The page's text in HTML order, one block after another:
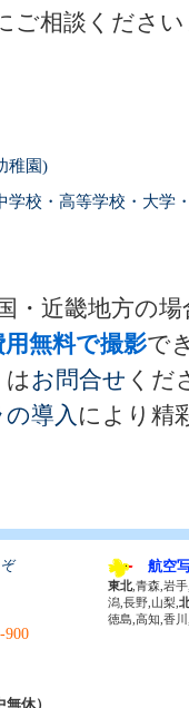
ご相談くださ
稚園)
学校・高等学校・大学
・近畿地方の場
無料で撮影で
お問合せ くだ
導入 により精
900
休）
航空
東北,青森,岩
潟,長野,山梨,
徳島,高知,香